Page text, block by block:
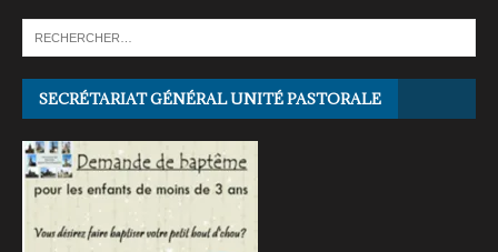
SECRÉTARIAT GÉNÉRAL UNITÉ PASTORALE